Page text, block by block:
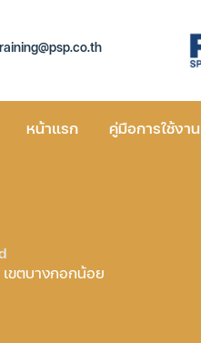
หน้าแรก คู่มือการใช้งาน
ขตบางกอกน้อย